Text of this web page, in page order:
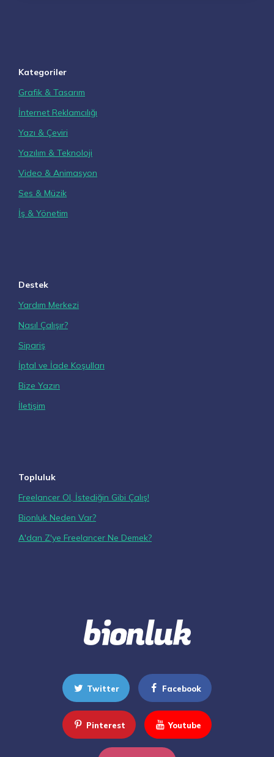
Kategoriler
Grafik & Tasarım
İnternet Reklamcılığı
Yazı & Çeviri
Yazılım & Teknoloji
Video & Animasyon
Ses & Müzik
İş & Yönetim
Destek
Yardım Merkezi
Nasıl Çalışır?
Sipariş
İptal ve İade Koşulları
Bize Yazın
İletişim
Topluluk
Freelancer Ol, İstediğin Gibi Çalış!
Bionluk Neden Var?
A'dan Z'ye Freelancer Ne Demek?
Twitter Facebook
Pinterest Youtube